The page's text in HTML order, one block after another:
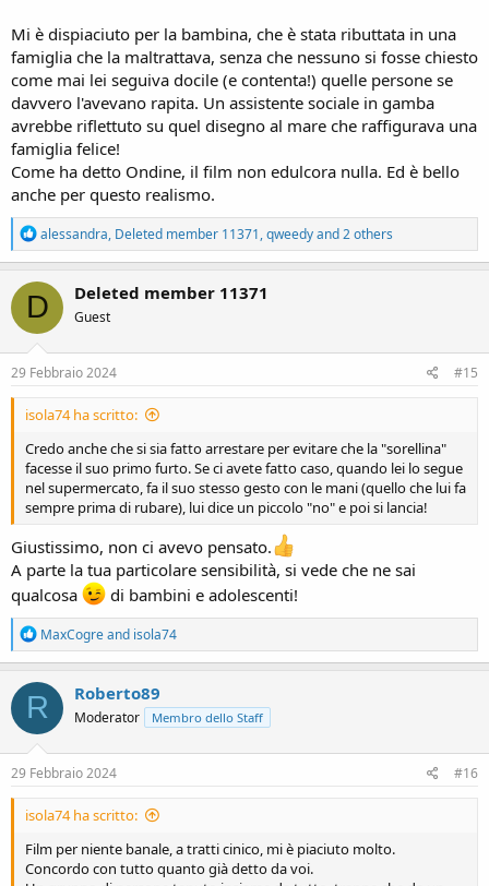
Mi è dispiaciuto per la bambina, che è stata ributtata in una
famiglia che la maltrattava, senza che nessuno si fosse chiesto
come mai lei seguiva docile (e contenta!) quelle persone se
davvero l'avevano rapita. Un assistente sociale in gamba
avrebbe riflettuto su quel disegno al mare che raffigurava una
famiglia felice!
Come ha detto Ondine, il film non edulcora nulla. Ed è bello
anche per questo realismo.
R
e
a
c
t
i
o
n
s
alessandra, Deleted member 11371,qweedyand 2 others
D Deleted member 11371
Guest
29 Febbraio 2024 #15
isola74 ha scritto:
Credo anche che si sia fatto arrestare per evitare che la "sorellina"
facesse il suo primo furto. Se ci avete fatto caso, quando lei lo segue
nel supermercato, fa il suo stesso gesto con le mani (quello che lui fa
sempre prima di rubare), lui dice un piccolo "no" e poi si lancia!
Giustissimo, non ci avevo pensato.
A parte la tua particolare sensibilità, si vede che ne sai
qualcosa
di bambini e adolescenti!
R
e
a
c
t
i
o
n
s
MaxCogreand isola74
R Roberto89
Moderator Membro dello Staff
29 Febbraio 2024 #16
isola74 ha scritto:
Film per niente banale, a tratti cinico, mi è piaciuto molto.
Concordo con tutto quanto già detto da voi.